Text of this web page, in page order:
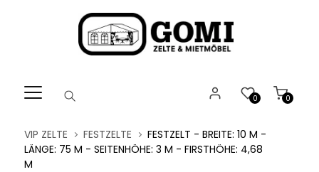
Barrierefreiheitsmenü
0
0
VIP ZELTE FESTZELTE
FESTZELT - BREITE: 10 M -
LÄNGE: 75 M - SEITENHÖHE: 3 M - FIRSTHÖHE: 4,68
M